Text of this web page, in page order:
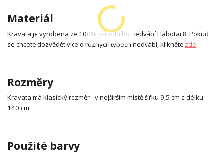
Materiál
Kravata je vyrobena ze 100% přírodního hedvábí Habotai 8. Pokud
se chcete dozvědět více o různých typech hedvábí, klikněte zde.
Rozměry
Kravata má klasický rozměr - v nejširším místě šířku 9,5 cm a délku
140 cm.
Použité barvy